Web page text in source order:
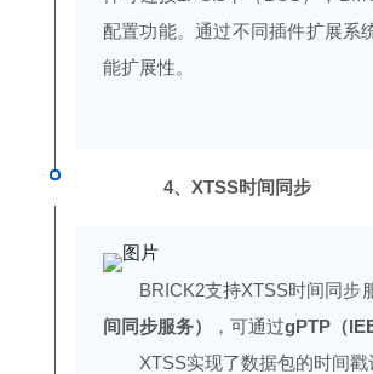
配置功能。通过不同插件扩展系
能扩展性。
4、XTSS时间同步
BRICK2支持XTSS时间同步
间同步服务）
，可通过gPTP（
XTSS实现了数据包的时间